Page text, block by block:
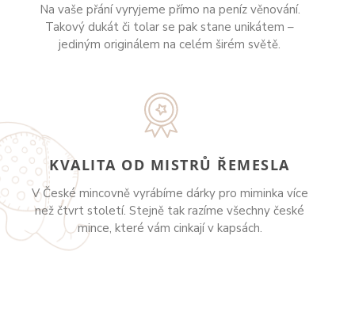
Na vaše přání vyryjeme přímo na peníz věnování.
Takový dukát či tolar se pak stane unikátem –
jediným originálem na celém širém světě.
KVALITA OD MISTRŮ ŘEMESLA
V České mincovně vyrábíme dárky pro miminka více
než čtvrt století. Stejně tak razíme všechny české
mince, které vám cinkají v kapsách.